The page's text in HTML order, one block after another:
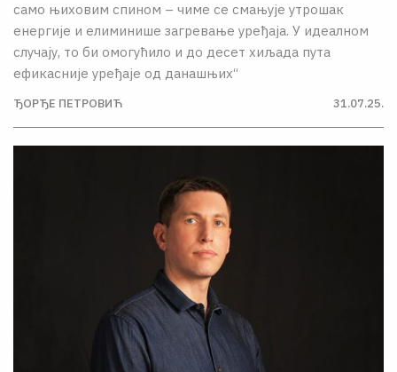
само њиховим спином – чиме се смањује утрошак
енергије и елиминише загревање уређаја. У идеалном
случају, то би омогућило и до десет хиљада пута
ефикасније уређаје од данашњих“
ЂОРЂЕ ПЕТРОВИЋ 31.07.25.